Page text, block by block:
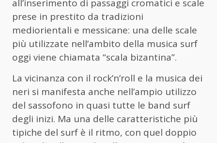
all’inserimento di passaggi cromatici e scale
prese in prestito da tradizioni
mediorientali e messicane: una delle scale
più utilizzate nell’ambito della musica surf
oggi viene chiamata “scala bizantina”.
La vicinanza con il rock’n’roll e la musica dei
neri si manifesta anche nell’ampio utilizzo
del sassofono in quasi tutte le band surf
degli inizi. Ma una delle caratteristiche più
tipiche del surf è il ritmo, con quel doppio